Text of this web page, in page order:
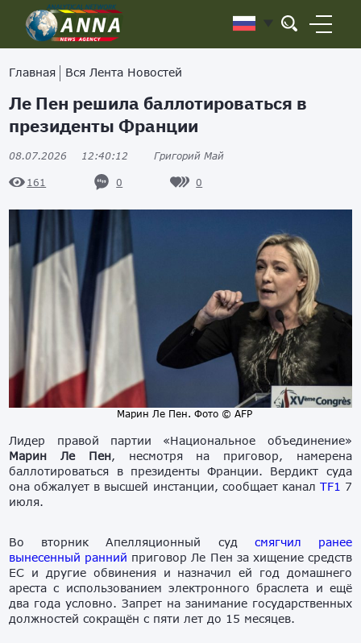
Главная Вся Лента Новостей
Ле Пен решила баллотироваться в
президенты Франции
08.07.2026 12:40:12 Григорий Май
161 0 0
Марин Ле Пен. Фото © AFP
Лидер правой партии «Национальное объединение»
Марин Ле Пен, несмотря на приговор, намерена
баллотироваться в президенты Франции. Вердикт суда
она обжалует в высшей инстанции, сообщает канал TF1 7
июля.
Во вторник Апелляционный суд смягчил ранее
вынесенный ранний приговор Ле Пен за хищение средств
ЕС и другие обвинения и назначил ей год домашнего
ареста с использованием электронного браслета и ещё
два года условно. Запрет на занимание государственных
должностей сокращён с пяти лет до 15 месяцев.